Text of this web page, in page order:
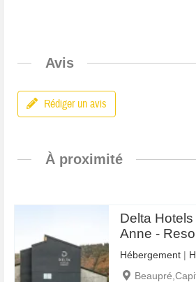
Avis
Rédiger un avis
À proximité
Delta
Anne -
Hébergement |